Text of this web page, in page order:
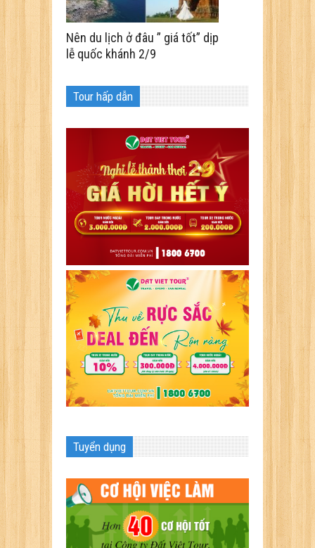
Nên du lịch ở đâu ” giá tốt” dịp
lễ quốc khánh 2/9
Tour hấp dẫn
Tuyển dụng